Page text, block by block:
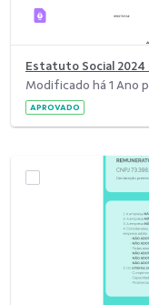
Estatuto Social
Modificado há 1 Ano
APROVADO